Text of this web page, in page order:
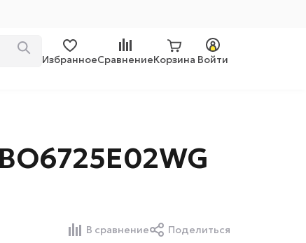
ИзбранноеСравнениеКорзина Войти
В сравнение
Поделиться